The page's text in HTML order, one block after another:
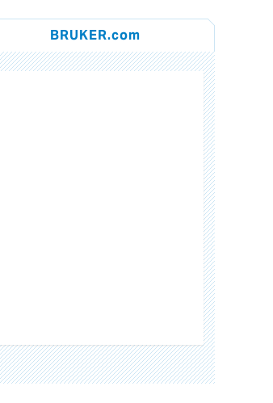
BRUKER.com